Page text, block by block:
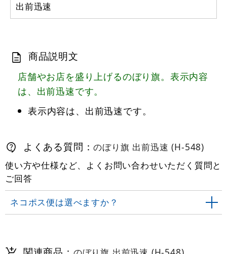
出前迅速
商品説明文
店舗やお店を盛り上げるのぼり旗。表示内容
は、出前迅速です。
表示内容は、出前迅速です。
よくある質問：のぼり旗 出前迅速 (H-548)
使い方や仕様など、よくお問い合わせいただく質問と
ご回答
ネコポス便は選べますか？